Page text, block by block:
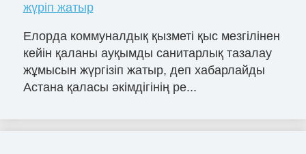
жүріп жатыр
Елорда коммуналдық қызметі қыс мезгілінен
кейін қаланы ауқымды санитарлық тазалау
жұмысын жүргізіп жатыр, деп хабарлайды
Астана қаласы әкімдігінің ре...